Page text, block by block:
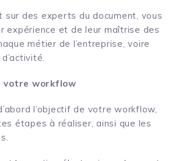
sur des experts du document, vous
expérience et de leur maîtrise des
métier de l’entreprise, voire
votre workflow
l’objectif de votre workflow,
étapes à réaliser, ainsi que les